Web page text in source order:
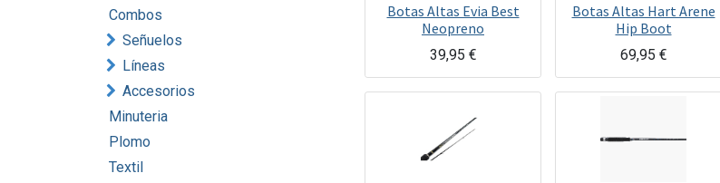
Combos
Señuelos
Líneas
Accesorios
Minuteria
Plomo
Textil
Botas Altas Evia Best
Neopreno
39,95 €
Botas Altas Hart Arene
Hip Boot
69,95 €